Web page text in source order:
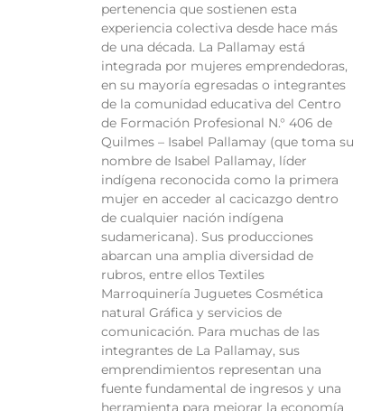
pertenencia que sostienen esta
experiencia colectiva desde hace más
de una década. La Pallamay está
integrada por mujeres emprendedoras,
en su mayoría egresadas o integrantes
de la comunidad educativa del Centro
de Formación Profesional N.° 406 de
Quilmes – Isabel Pallamay (que toma su
nombre de Isabel Pallamay, líder
indígena reconocida como la primera
mujer en acceder al cacicazgo dentro
de cualquier nación indígena
sudamericana). Sus producciones
abarcan una amplia diversidad de
rubros, entre ellos Textiles
Marroquinería Juguetes Cosmética
natural Gráfica y servicios de
comunicación. Para muchas de las
integrantes de La Pallamay, sus
emprendimientos representan una
fuente fundamental de ingresos y una